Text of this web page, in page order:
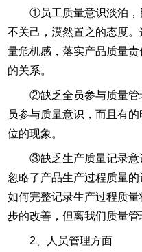
①员工质量意识淡泊，
不关己，漠然置之的态度
量危机感，落实产品质量
的关系。
②缺乏全员参与质量管
员参与质量意识，而且有
位的现象。
③缺乏生产质量记录意
忽略了产品生产过程质量
如何完整记录生产过程质
步的改善，但离我们质量
2、人员管理方面